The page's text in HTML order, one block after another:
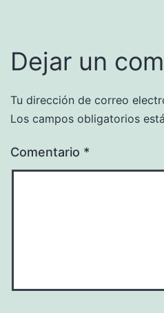
Dejar un
Tu dirección de correo
Los campos obligatorios
Comentario *